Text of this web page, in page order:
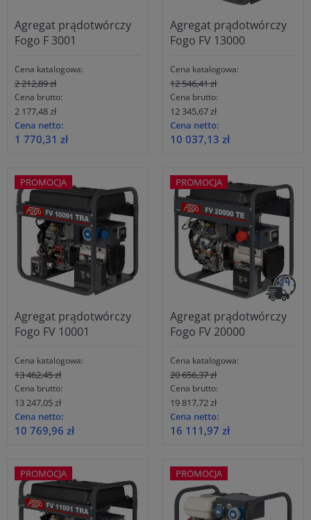
Agregat prądotwórczy
Fogo F 3001
Cena katalogowa:
2 212,89 zł
Cena brutto:
2 177,48 zł
Cena netto:
1 770,31 zł
Agregat prądotwórczy
Fogo FV 13000
Cena katalogowa:
12 546,41 zł
Cena brutto:
12 345,67 zł
Cena netto:
10 037,13 zł
Agregat prądotwórczy
Fogo FV 10001
Cena katalogowa:
13 462,45 zł
Cena brutto:
13 247,05 zł
Cena netto:
10 769,96 zł
PROMOCJA
Agregat prądotwórczy
Fogo FV 20000
Cena katalogowa:
20 656,37 zł
Cena brutto:
19 817,72 zł
Cena netto:
16 111,97 zł
PROMOCJA
PROMOCJA PROMOCJA